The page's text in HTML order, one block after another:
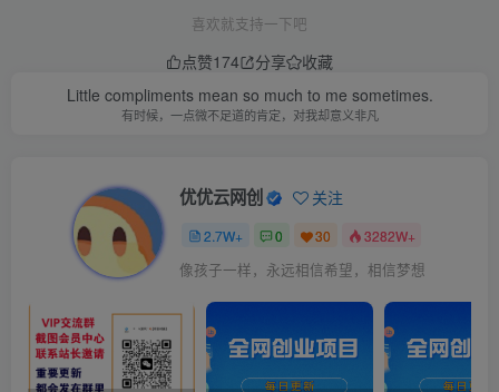
喜欢就支持一下吧
点赞174 分享
收藏
Little compliments mean so much to me sometimes.
有时候，一点微不足道的肯定，对我却意义非凡
优优云网创 关注
2.7W+ 0 30 3282W+
像孩子一样，永远相信希望，相信梦想